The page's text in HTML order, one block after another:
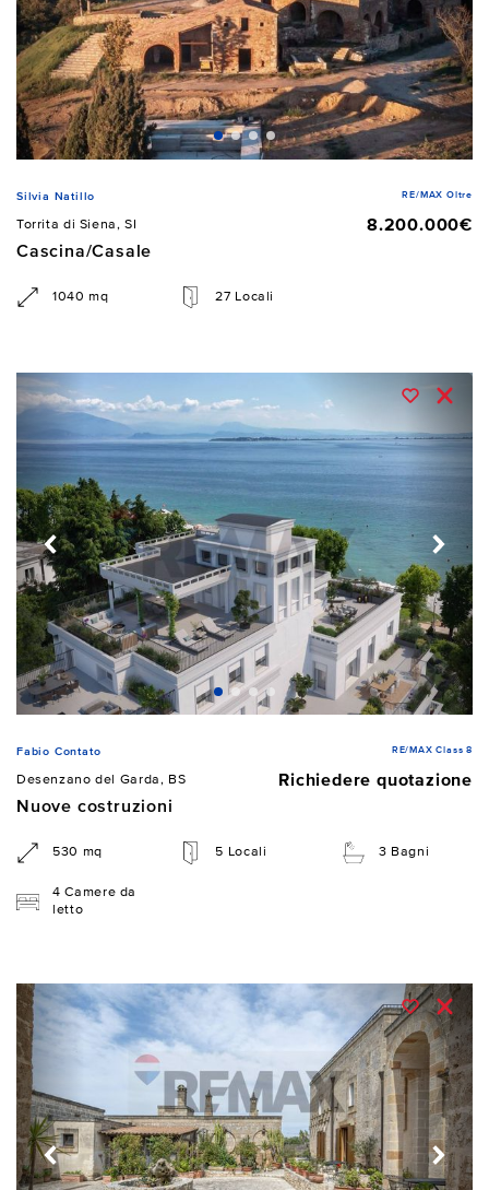
Silvia Natillo RE/MAX Oltre
Torrita di Siena, SI
8.200.000€
Cascina/Casale
1040 mq 27 Locali
Fabio Contato RE/MAX Class 8
Desenzano del Garda, BS
Richiedere quotazione
Nuove costruzioni
530 mq 5 Locali 3 Bagni
4 Camere da
letto